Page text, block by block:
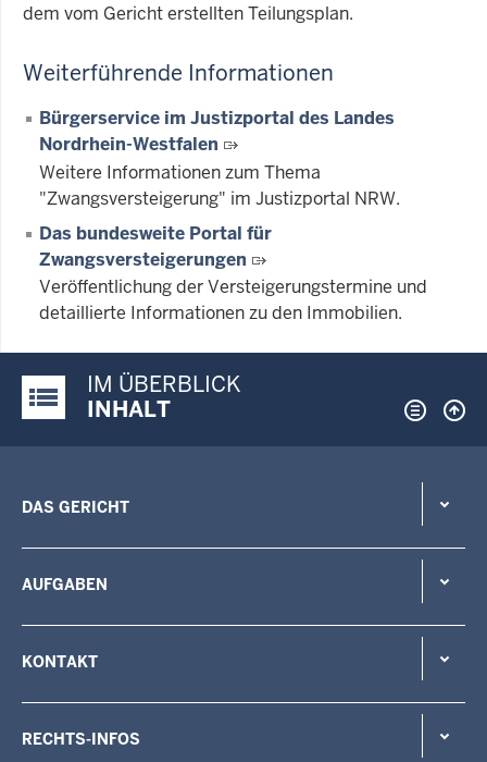
dem vom Gericht erstellten Teilungsplan.
Weiterführende Informationen
Bürgerservice im Justizportal des Landes
Nordrhein-Westfalen
Weitere Informationen zum Thema
"Zwangsversteigerung" im Justizportal NRW.
Das bundesweite Portal für
Zwangsversteigerungen
Veröffentlichung der Versteigerungstermine und
detaillierte Informationen zu den Immobilien.
Justiz-Portal im Überblick:
IM ÜBERBLICK
INHALT
DAS GERICHT
AUFGABEN
KONTAKT
RECHTS-INFOS